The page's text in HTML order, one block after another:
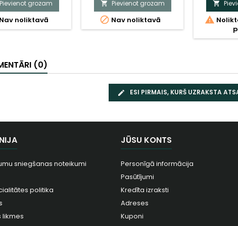
Pievienot grozam
Nav noliktavā
 Pievienot grozam
 Nav noliktavā


(0)
ESI PIRMAIS, KURŠ UZRAKSTA
sniegšanas noteikumi
politika
likmes
JŪSU KONTS
Personīgā informācija
Pasūtījumi
Kredīta izraksti
Adreses
Kuponi